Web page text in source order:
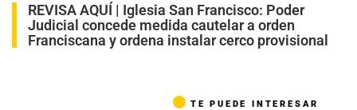
REVISA AQUÍ | Iglesia San Francisco: Poder
Judicial concede medida cautelar a orden
Franciscana y ordena instalar cerco provisional
TE PUEDE INTERESAR